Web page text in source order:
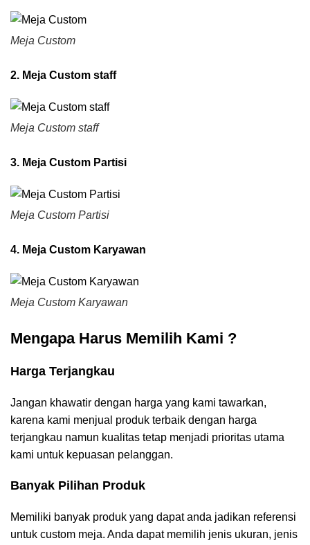
Meja Custom
2. Meja Custom staff
Meja Custom staff
3. Meja Custom Partisi
Meja Custom Partisi
4. Meja Custom Karyawan
Meja Custom Karyawan
Mengapa Harus Memilih Kami ?
Harga Terjangkau
Jangan khawatir dengan harga yang kami tawarkan,
karena kami menjual produk terbaik dengan harga
terjangkau namun kualitas tetap menjadi prioritas utama
kami untuk kepuasan pelanggan.
Banyak Pilihan Produk
Memiliki banyak produk yang dapat anda jadikan referensi
untuk custom meja. Anda dapat memilih jenis ukuran, jenis